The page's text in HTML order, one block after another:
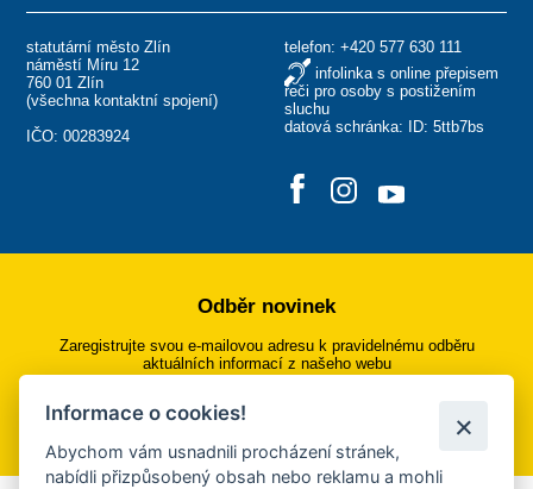
statutární město Zlín
náměstí Míru 12
760 01 Zlín
(všechna kontaktní spojení)
IČO: 00283924
telefon: +420 577 630 111
infolinka s online přepisem
řeči pro osoby s postižením
sluchu
datová schránka: ID: 5ttb7bs
Odběr novinek
Zaregistrujte svou e-mailovou adresu k pravidelnému odběru
aktuálních informací z našeho webu
Přihlásit se k odběru
Informace o cookies!
Abychom vám usnadnili procházení stránek,
nabídli přizpůsobený obsah nebo reklamu a mohli